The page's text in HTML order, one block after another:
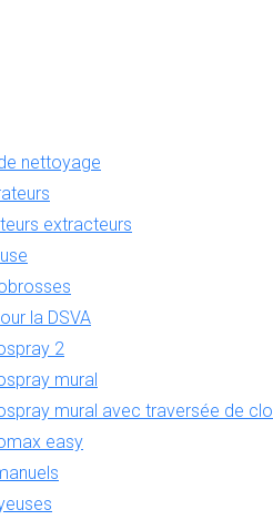
nettoyage
extracteurs
la DSVA
2
mural
mural avec traversée de
easy